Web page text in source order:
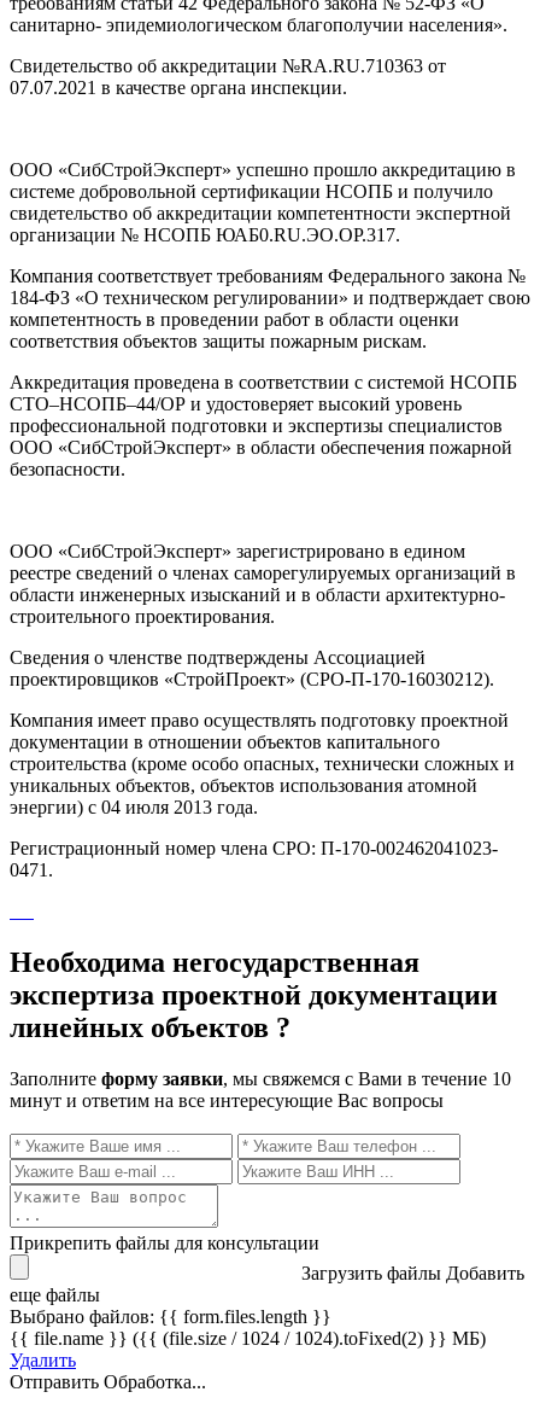
санитарно- эпидемиологическом благополучии населения».
Свидетельство об аккредитации №RA.RU.710363 от
07.07.2021 в качестве органа инспекции.
ООО «СибСтройЭксперт» успешно прошло аккредитацию в
системе добровольной сертификации НСОПБ и получило
свидетельство об аккредитации компетентности экспертной
организации № НСОПБ ЮАБ0.RU.ЭО.ОР.317.
Компания соответствует требованиям Федерального закона №
184-ФЗ «О техническом регулировании» и подтверждает свою
компетентность в проведении работ в области оценки
соответствия объектов защиты пожарным рискам.
Аккредитация проведена в соответствии с системой НСОПБ
СТО–НСОПБ–44/ОР и удостоверяет высокий уровень
профессиональной подготовки и экспертизы специалистов
ООО «СибСтройЭксперт» в области обеспечения пожарной
безопасности.
ООО «СибСтройЭксперт» зарегистрировано в едином
реестре сведений о членах саморегулируемых организаций в
области инженерных изысканий и в области архитектурно-
строительного проектирования.
Сведения о членстве подтверждены Ассоциацией
проектировщиков «СтройПроект» (СРО-П-170-16030212).
Компания имеет право осуществлять подготовку проектной
документации в отношении объектов капитального
строительства (кроме особо опасных, технически сложных и
уникальных объектов, объектов использования атомной
энергии) с 04 июля 2013 года.
Регистрационный номер члена СРО: П-170-002462041023-
0471.
Необходима негосударственная
экспертиза проектной документации
линейных объектов ?
Заполните форму заявки, мы свяжемся с Вами в течение 10
минут и ответим на все интересующие Вас вопросы
Прикрепить файлы для консультации
Загрузить файлы Добавить
еще файлы
Выбрано файлов: {{ form.files.length }}
{{ file.name }} ({{ (file.size / 1024 / 1024).toFixed(2) }} МБ)
Удалить
Отправить Обработка...